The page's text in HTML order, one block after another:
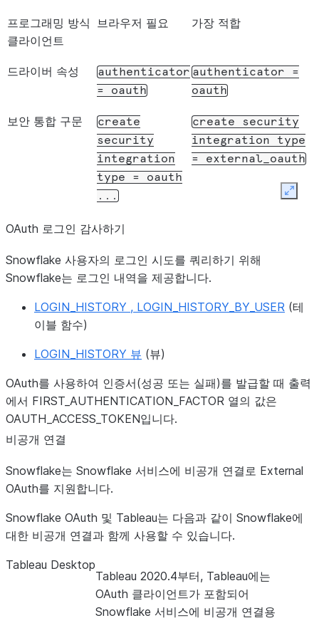
프로그래밍 방식
클라이언트
브라우저 필요 가장 적합
드라이버 속성
authenticator
=
oauth
authenticator
=
oauth
보안 통합 구문
create
security
integration
type
=
oauth
...
create
security
integration
type
=
external_oauth
OAuth 흐름
OAuth2.0 코드 권
작할 수 있는 모든
OAuth 흐름
OAuth 로그인 감사하기
Snowflake 사용자의 로그인 시도를 쿼리하기 위해
Snowflake는 로그인 내역을 제공합니다.
LOGIN_HISTORY , LOGIN_HISTORY_BY_USER (테
이블 함수)
LOGIN_HISTORY 뷰 (뷰)
OAuth를 사용하여 인증서(성공 또는 실패)를 발급할 때 출력
에서 FIRST_AUTHENTICATION_FACTOR 열의 값은
OAUTH_ACCESS_TOKEN입니다.
비공개 연결
Snowflake는 Snowflake 서비스에 비공개 연결로 External
OAuth를 지원합니다.
Snowflake OAuth 및 Tableau는 다음과 같이 Snowflake에
대한 비공개 연결과 함께 사용할 수 있습니다.
Tableau Desktop
Tableau 2020.4부터, Tableau에는
OAuth 클라이언트가 포함되어
Snowflake 서비스에 비공개 연결용